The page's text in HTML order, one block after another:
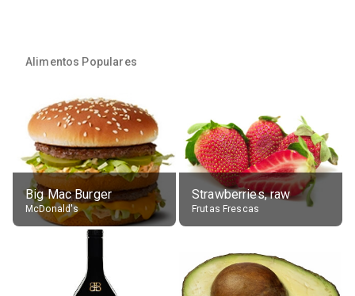
Alimentos Populares
Big Mac Burger
McDonald's
Strawberries, raw
Frutas Frescas